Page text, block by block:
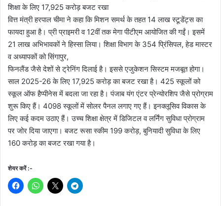
शिक्षा के लिए 17,925 करोड़ बजट रखा
वित्त मंत्री हरपाल चीमा ने कहा कि मिशन समर्थ के तहत 14 लाख स्टूडेंट्स का
फायदा हुआ है। प्री प्राइमरी व 12वीं तक मेगा पीटीएम आयोजित की गईं। इसमें
21 लाख अभिभावकों ने हिस्सा लिया। शिक्षा विभाग के 354 प्रिंसिपल, हेड मास्टर
व अध्यापकों को सिंगापुर,
फिनलैंड जैसे देशों से ट्रेनिंग दिलाई है। इससे एजुकेशन सिस्टम मजबूत होगा।
साल 2025-26 के लिए 17,925 करोड़ का बजट रखा है। 425 स्कूलों को
स्कूल ऑफ हैप्पीनेस में बदला जा रहा है। पंजाब यंग एंटर प्रेन्योरशिप जैसे प्रोग्राम
शुरू किए हैं। 4098 स्कूलों में सोलर पैनल लगाए गए हैं। इनक्लूसिव विकास के
लिए कई कदम उठाए हैं। उच्च शिक्षा क्षेत्र में डिजिटल व लर्निंग सुविधा प्रोग्राम
पर जोर दिया जाएगा। बजट रूसा स्कीम 199 करोड़, बुनियादी सुविधा के लिए
160 करोड़ का बजट रखा गया है।
शेयर करें :-